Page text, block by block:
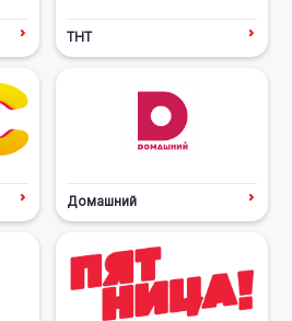
ТНТ
Домашний